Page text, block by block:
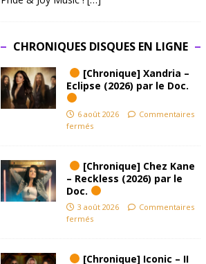
CHRONIQUES DISQUES EN LIGNE
[Chronique] Xandria –
Eclipse (2026) par le Doc.
6 août 2026
Commentaires
fermés
[Chronique] Chez Kane
– Reckless (2026) par le
Doc.
3 août 2026
Commentaires
fermés
[Chronique] Iconic – II